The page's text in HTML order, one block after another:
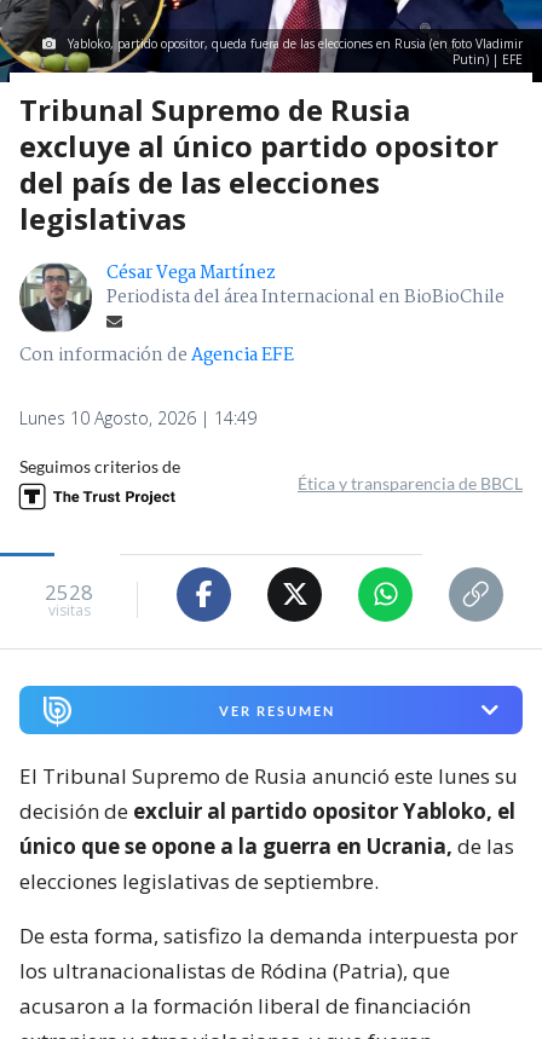
Yabloko, partido opositor, queda fuera de las elecciones en Rusia (en foto Vladimir
Putin) | EFE
Tribunal Supremo de Rusia
excluye al único partido opositor
del país de las elecciones
legislativas
César Vega Martínez
Periodista del área Internacional en BioBioChile
Con información deAgencia EFE
Lunes 10 Agosto, 2026 | 14:49
Seguimos criterios de
Ética y transparencia de BBCL
2528
visitas
VER RESUMEN
El Tribunal Supremo de Rusia anunció este lunes su
decisión de excluir al partido opositor Yabloko, el
único que se opone a la guerra en Ucrania, de las
elecciones legislativas de septiembre.
De esta forma, satisfizo la demanda interpuesta por
los ultranacionalistas de Ródina (Patria), que
acusaron a la formación liberal de financiación